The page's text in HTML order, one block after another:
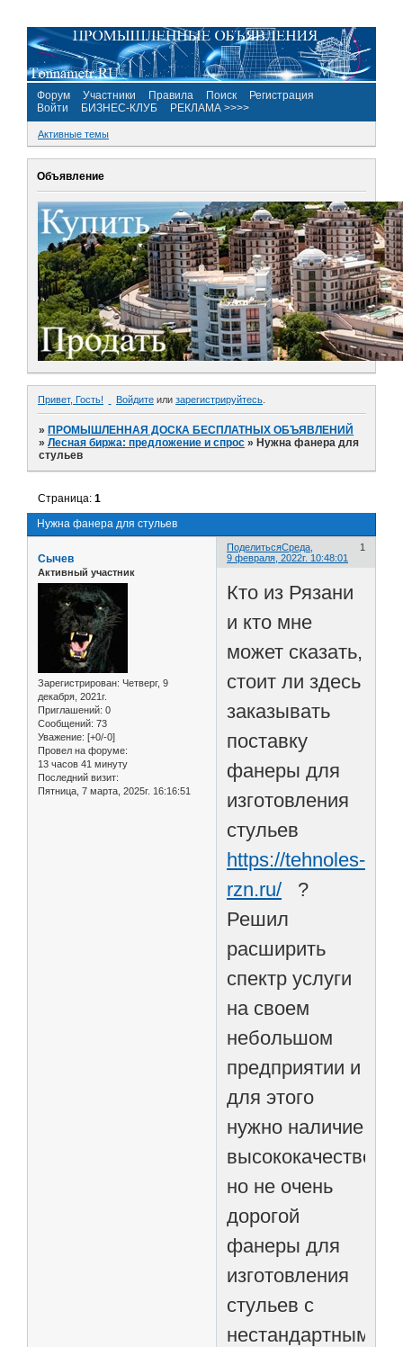
Форум Участники Правила Поиск
Регистрация
Войти
БИЗНЕС-КЛУБ РЕКЛАМА >>>>
Активные темы
Объявление
Привет, Гость! Войдите или зарегистрируйтесь
»ПРОМЫШЛЕННАЯ ДОСКА БЕСПЛАТНЫХ ОБЪЯВЛЕНИЙ
»Лесная биржа: предложение и спрос »Нужна фанера для
стульев
Нужна фанера для стульев
Страница:1
Поделиться 1
Среда,
9 февраля, 2022г. 10:48:01
Сычев
Активный участник
Зарегистрирован: Четверг, 9
декабря, 2021г.
Приглашений: 0
Сообщений: 73
Уважение: [+0/-0]
Провел на форуме:
13 часов 41 минуту
Последний визит:
Пятница, 7 марта, 2025г. 16:16:51
Кто из Рязани
и кто мне
может сказать,
стоит ли здесь
заказывать
поставку
фанеры для
изготовления
стульев
https://tehnoles-
rzn.ru/ ?
Решил
расширить
спектр услуги
на своем
небольшом
предприятии и
для этого
нужно наличие
но не очень
дорогой
фанеры для
изготовления
стульев с
нестандартными